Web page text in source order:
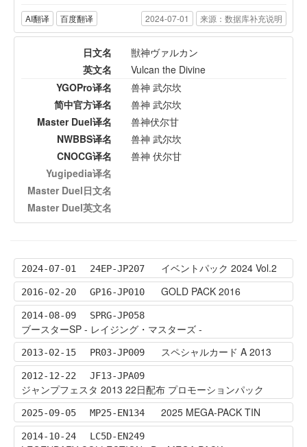
AI翻译 百度翻译 2024-07-01 来源：数据库补充说明
日文名
獣神ヴァルカン
英文名
Vulcan the Divine
YGOPro译名
兽神 武尔坎
简中官方译名
兽神 武尔坎
Master Duel译名
兽神伏尔甘
NWBBS译名
兽神 武尔坎
CNOCG译名
兽神 伏尔甘
Yugipedia译名
Master Duel日文名
Master Duel英文名
2024-07-01 24EP-JP207 イベントパック 2024 Vol.2
2016-02-20 GP16-JP010 GOLD PACK 2016
2014-08-09 SPRG-JP058
ブースターSP - レイジング・マスターズ -
2013-02-15 PR03-JP009 スペシャルカード A 2013
2012-12-22 JF13-JPA09
ジャンプフェスタ 2013 22日配布 プロモーションパック
2025-09-05 MP25-EN134 2025 MEGA-PACK TIN
2014-10-24 LC5D-EN249